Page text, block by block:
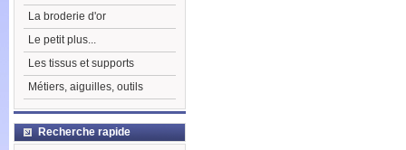
La broderie d'or
Le petit plus...
Les tissus et supports
Métiers, aiguilles, outils
Recherche rapide